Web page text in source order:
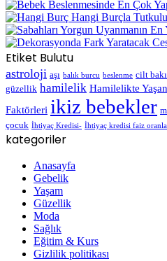
Etiket Bulutu
astroloji aşı balık burcu beslenme cilt
güzellik hamilelik Hamilelikte
Faktörleri ikiz bebekler
çocuk İhtiyaç Kredisi- İhtiyaç kredisi faiz
kategoriler
Anasayfa
Gebelik
Yaşam
Güzellik
Moda
Sağlık
Eğitim & Kurs
Gizlilik politikası